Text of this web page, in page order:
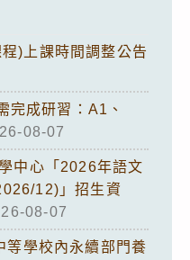
)上課時間調整公告
完成研習：A1、
08-07
中心「2026年語文
12)」招生資
08-07
等學校內永續部門養